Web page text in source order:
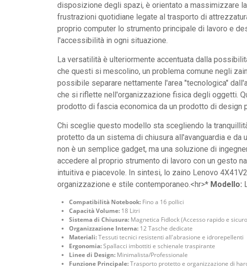
disposizione degli spazi, è orientato a massimizzare
frustrazioni quotidiane legate al trasporto di
proprio computer lo strumento principale di lavoro e
l'accessibilità in ogni situazione.
La versatilità è ulteriormente accentuata dalla
che questi si mescolino, un problema comune negli
possibile separare nettamente l'area "tecnologica"
che si riflette nell'organizzazione fisica degli oggetti.
prodotto di fascia economica da un prodotto di design
Chi sceglie questo modello sta scegliendo la
protetto da un sistema di chiusura all'avanguardia e da
non è un semplice gadget, ma una soluzione di
accedere al proprio strumento di lavoro con un gesto
intuitiva e piacevole. In sintesi, lo zaino Lenovo
organizzazione e stile contemporaneo.<hr>* Modello:
Compatibilità Notebook: Fino a 16 pollici
Capacità Volume: 18 Litri
Sistema di Chiusura: Magnetica Fidlock (Accesso rapido e
Organizzazione Interna: 12 Tasche dedicate
Materiali:Tessuti tecnici resistenti all'abrasione e idrorepellenti
Ergonomia:Spallacci imbottiti e schienale traspirante
Linee di Design: Minimalista/Professionale
Funzione Principale:Trasporto protetto e organizzazione di